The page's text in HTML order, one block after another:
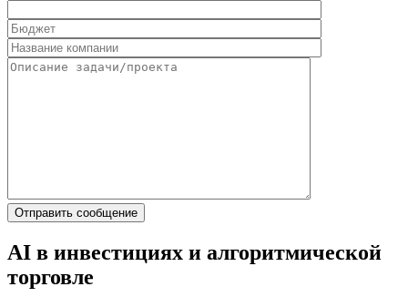
AI в инвестициях и алгоритмической
торговле